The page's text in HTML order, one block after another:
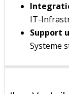
IT-
Support
Systeme